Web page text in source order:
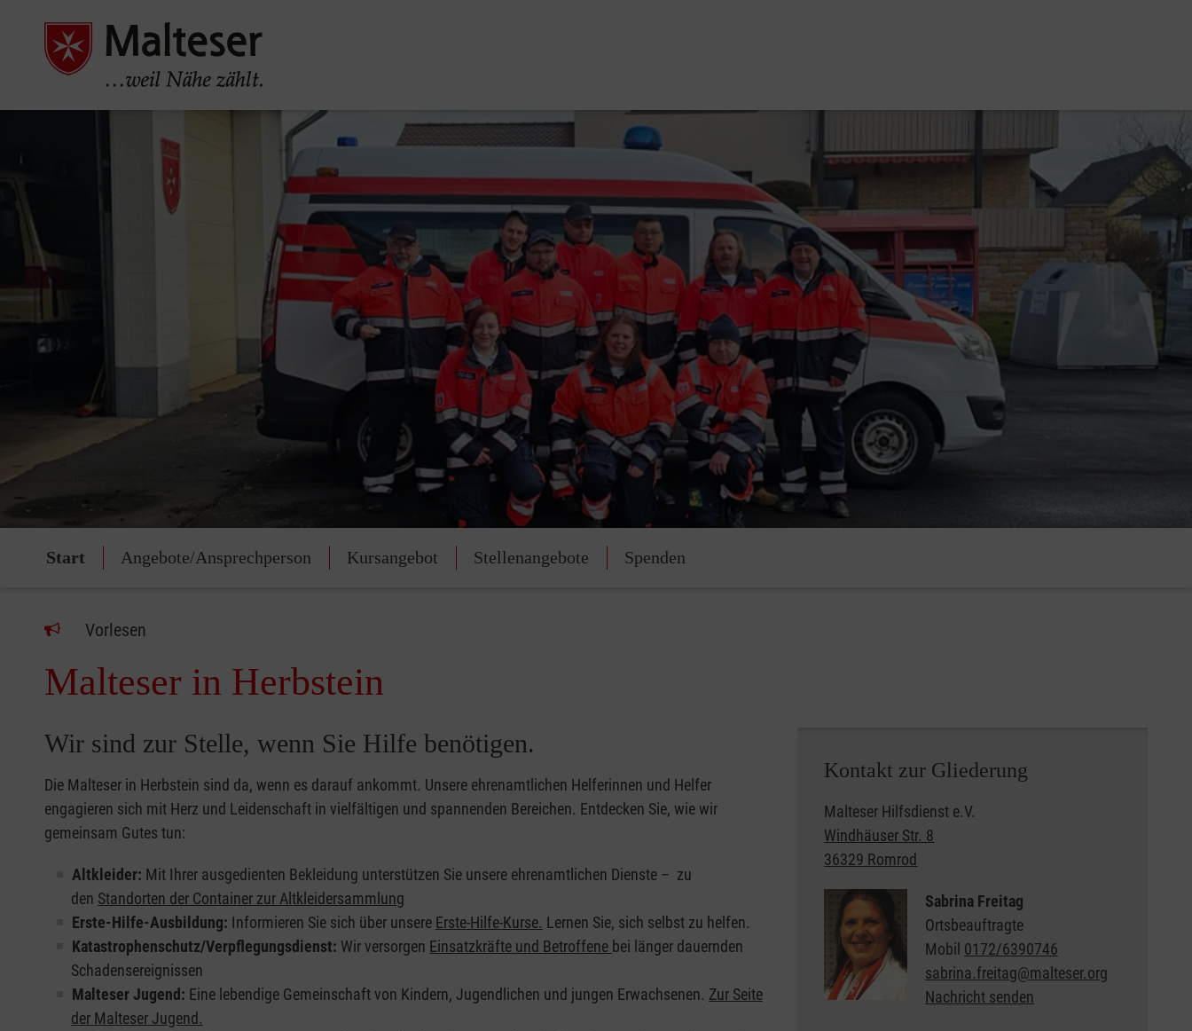
Start Angebote/Ansprechperson Kursangebot Stellenangebote Spenden
Vorlesen
Malteser in Herbstein
Wir sind zur Stelle, wenn Sie Hilfe benötigen.
Die Malteser in Herbstein sind da, wenn es darauf ankommt. Unsere ehrenamtlichen Helferinnen und Helfer
engagieren sich mit Herz und Leidenschaft in vielfältigen und spannenden Bereichen. Entdecken Sie, wie wir
gemeinsam Gutes tun:
Altkleider: Mit Ihrer ausgedienten Bekleidung unterstützen Sie unsere ehrenamtlichen Dienste – zu
den Standorten der Container zur Altkleidersammlung
Erste-Hilfe-Ausbildung: Informieren Sie sich über unsere Erste-Hilfe-Kurse. Lernen Sie, sich selbst zu helfen.
Katastrophenschutz/Verpflegungsdienst: Wir versorgen Einsatzkräfte und Betroffene bei länger dauernden
Schadensereignissen
Malteser Jugend: Eine lebendige Gemeinschaft von Kindern, Jugendlichen und jungen Erwachsenen. Zur Seite
der Malteser Jugend.
Kontakt zur Gliederung
Malteser Hilfsdienst e.V.
Windhäuser Str. 8
36329 Romrod
Sabrina Freitag
Ortsbeauftragte
Mobil 0172/6390746
sabrina.freitag@malteser.org
Nachricht senden